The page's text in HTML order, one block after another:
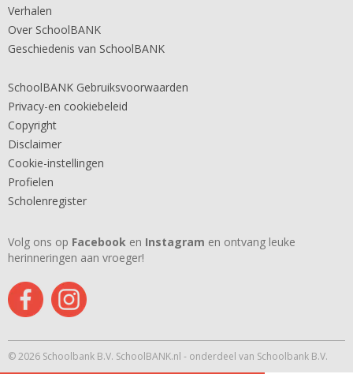
Verhalen
Over SchoolBANK
Geschiedenis van SchoolBANK
SchoolBANK Gebruiksvoorwaarden
Privacy-en cookiebeleid
Copyright
Disclaimer
Cookie-instellingen
Profielen
Scholenregister
Volg ons op Facebook en Instagram en ontvang leuke
herinneringen aan vroeger!
© 2026 Schoolbank B.V. SchoolBANK.nl - onderdeel van Schoolbank B.V.